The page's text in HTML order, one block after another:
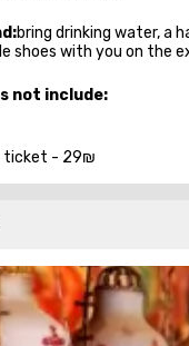
bring drinking water, a
shoes with you on the
not include:
ticket - 29₪